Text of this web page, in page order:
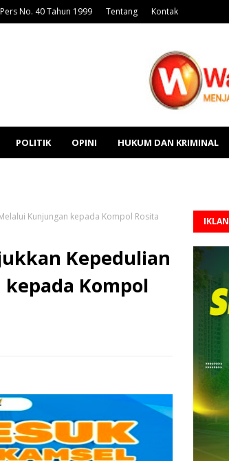
No. 40 Tahun 1999 Tentang Kontak
POLITIK OPINI HUKUM DAN KRIMINAL
Kunjungan kepada Kompol Rosita
Kepedulian
Kompol
IKLAN